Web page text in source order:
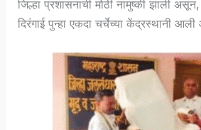
जिल्हा प्रशासनाची मोठी नामुष्की झाली
दिरंगाई पुन्हा एकदा चर्चेच्या केंद्रस्थानी